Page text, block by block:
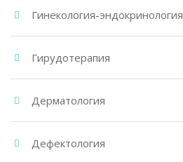
Гинекология-эндокринология
Гирудотерапия
Дерматология
Дефектология